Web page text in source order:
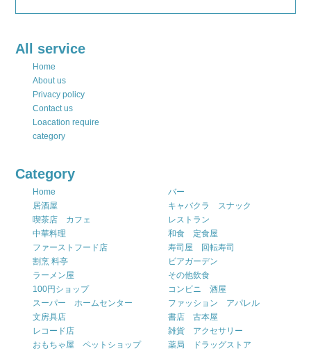
All service
Home
About us
Privacy policy
Contact us
Loacation require
category
Category
Home
バー
居酒屋
キャバクラ スナック
喫茶店 カフェ
レストラン
中華料理
和食 定食屋
ファーストフード店
寿司屋 回転寿司
割烹 料亭
ビアガーデン
ラーメン屋
その他飲食
100円ショップ
コンビニ 酒屋
スーパー ホームセンター
ファッション アパレル
文房具店
書店 古本屋
レコード店
雑貨 アクセサリー
おもちゃ屋 ペットショップ
薬局 ドラッグストア